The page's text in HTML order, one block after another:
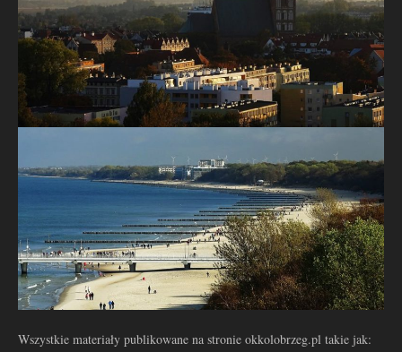
Wszystkie materiały publikowane na stronie okkolobrzeg.pl takie jak: